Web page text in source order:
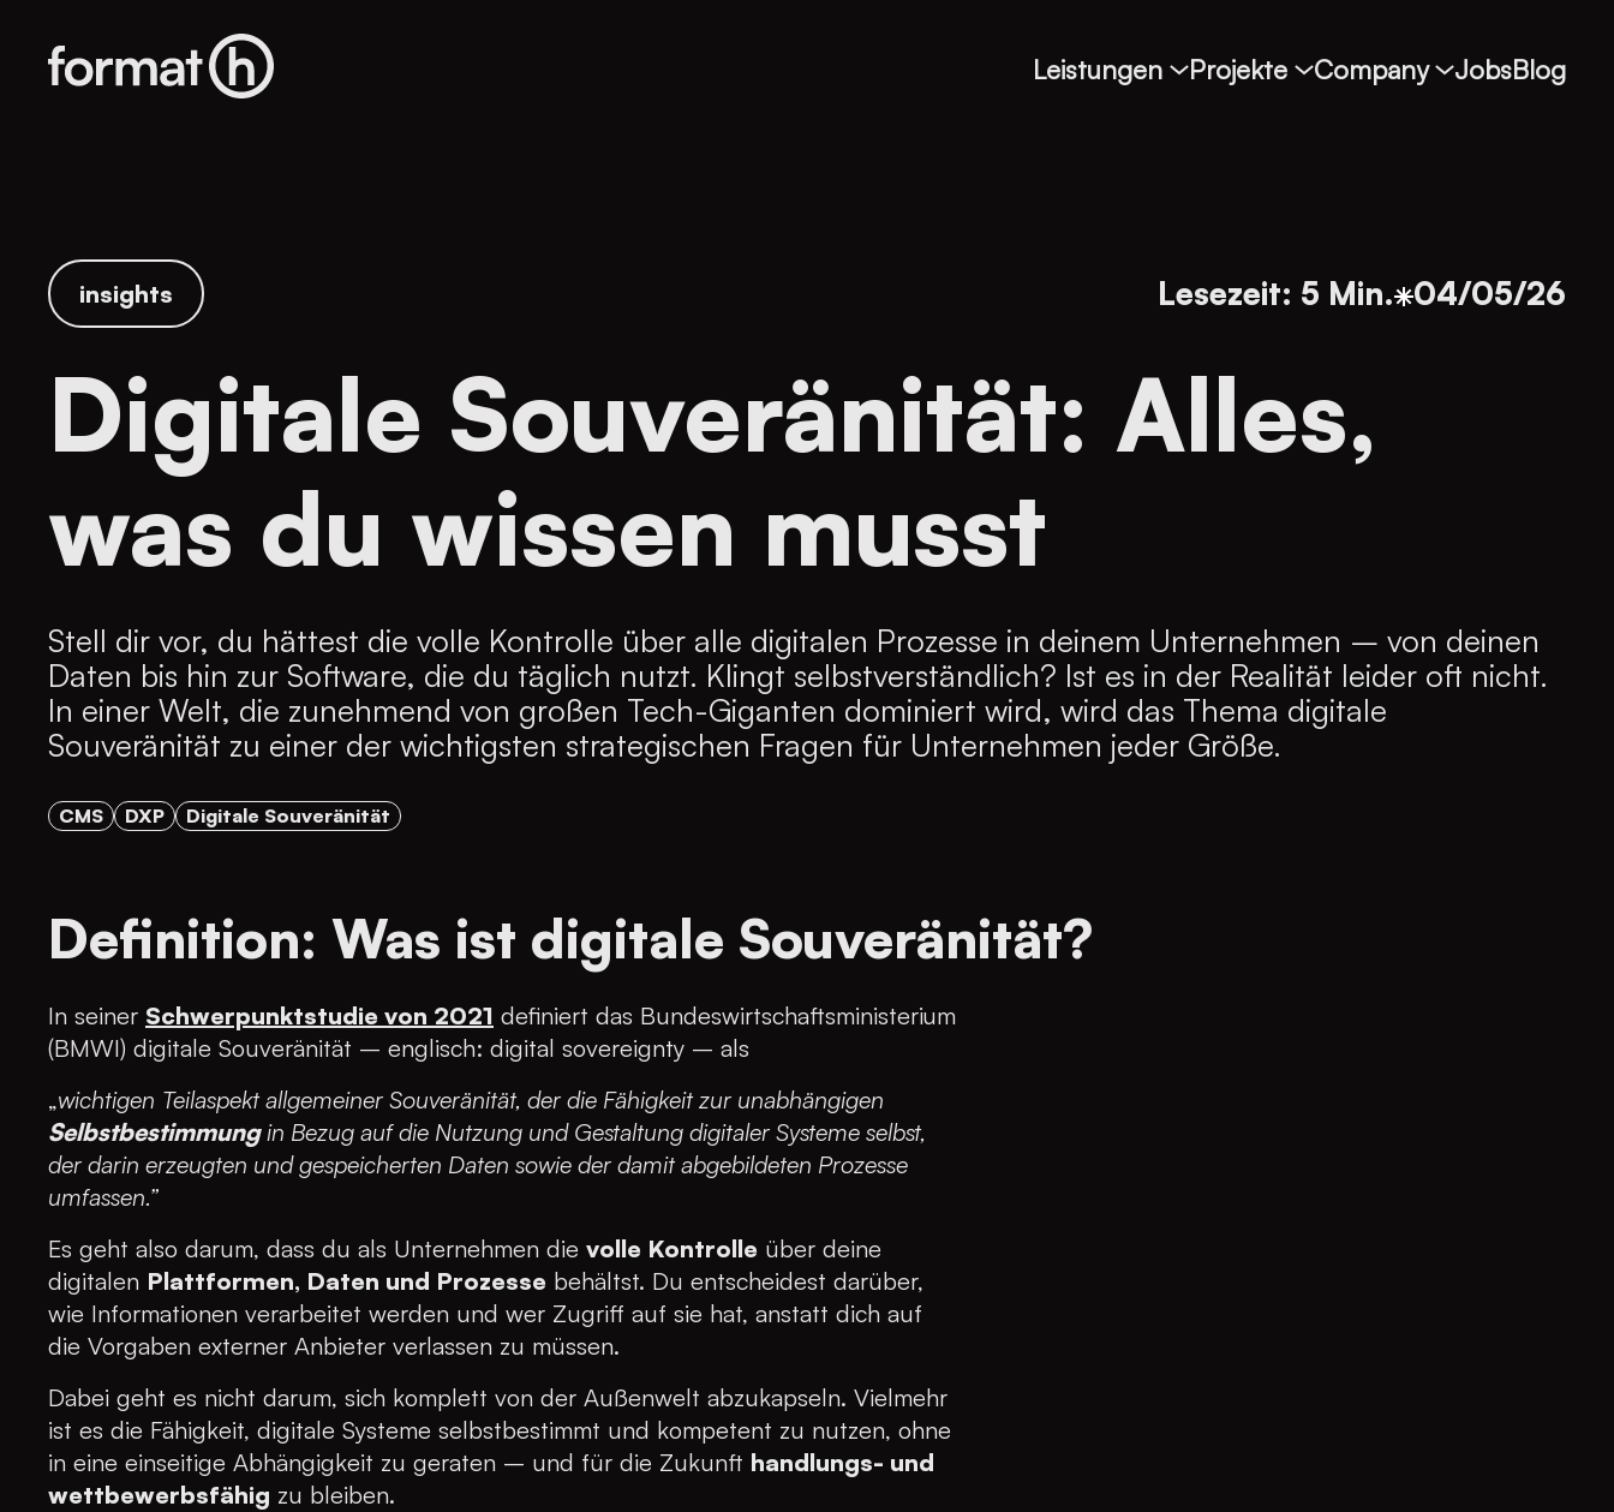
Leistungen Projekte Company JobsBlog
insights Lesezeit: 5 Min. 04/05/26
Digitale Souveränität: Alles,
was du wissen musst
Stell dir vor, du hättest die volle Kontrolle über alle digitalen Prozesse in deinem Unternehmen – von deinen
Daten bis hin zur Software, die du täglich nutzt. Klingt selbstverständlich? Ist es in der Realität leider oft nicht.
In einer Welt, die zunehmend von großen Tech-Giganten dominiert wird, wird das Thema digitale
Souveränität zu einer der wichtigsten strategischen Fragen für Unternehmen jeder Größe.
CMS DXP Digitale Souveränität
Definition: Was ist digitale Souveränität?
In seiner Schwerpunktstudie von 2021 definiert das Bundeswirtschaftsministerium
(BMWI) digitale Souveränität – englisch: digital sovereignty – als
„wichtigen Teilaspekt allgemeiner Souveränität, der die Fähigkeit zur unabhängigen
Selbstbestimmungin Bezug auf die Nutzung und Gestaltung digitaler Systeme selbst,
der darin erzeugten und gespeicherten Daten sowie der damit abgebildeten Prozesse
umfassen.”
Es geht also darum, dass du als Unternehmen die volle Kontrolle über deine
digitalen Plattformen, Daten und Prozesse behältst. Du entscheidest darüber,
wie Informationen verarbeitet werden und wer Zugriff auf sie hat, anstatt dich auf
die Vorgaben externer Anbieter verlassen zu müssen.
Dabei geht es nicht darum, sich komplett von der Außenwelt abzukapseln. Vielmehr
ist es die Fähigkeit, digitale Systeme selbstbestimmt und kompetent zu nutzen, ohne
in eine einseitige Abhängigkeit zu geraten – und für die Zukunft handlungs- und
wettbewerbsfähig zu bleiben.